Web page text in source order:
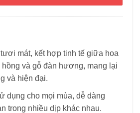
mát, kết hợp tinh tế giữa hoa
hồng và gỗ đàn hương, mang lại
và hiện đại.
dụng cho mọi mùa, dễ dàng
trong nhiều dịp khác nhau.